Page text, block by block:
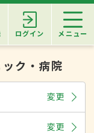
ログイン メニュー
ク・病院
変更
変更